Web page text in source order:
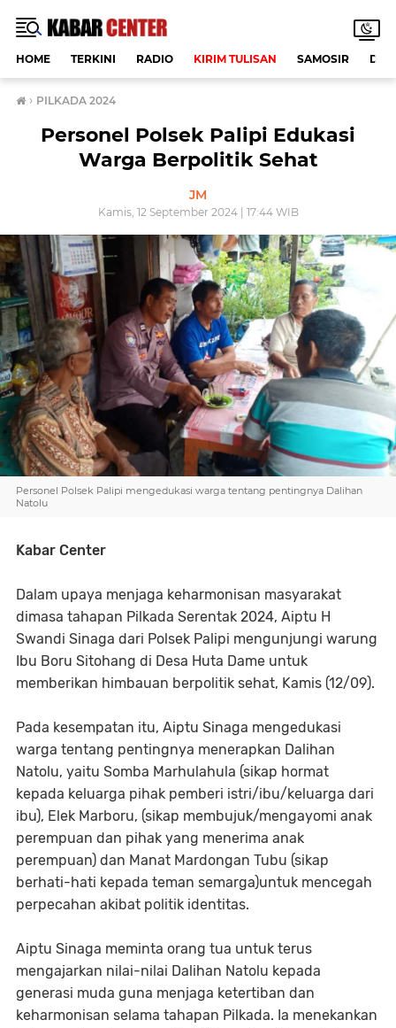
HOME TERKINI RADIO KIRIM TULISAN SAMOSIR
› PILKADA 2024
Personel Polsek Palipi Edukasi
Warga Berpolitik Sehat
JM
Kamis, 12 September 2024 | 17:44 WIB
Personel Polsek Palipi mengedukasi warga tentang pentingnya Dalihan
Natolu
Kabar Center
Dalam upaya menjaga keharmonisan masyarakat
dimasa tahapan Pilkada Serentak 2024, Aiptu H
Swandi Sinaga dari Polsek Palipi mengunjungi warung
Ibu Boru Sitohang di Desa Huta Dame untuk
memberikan himbauan berpolitik sehat, Kamis (12/09).
Pada kesempatan itu, Aiptu Sinaga mengedukasi
warga tentang pentingnya menerapkan Dalihan
Natolu, yaitu Somba Marhulahula (sikap hormat
kepada keluarga pihak pemberi istri/ibu/keluarga dari
ibu), Elek Marboru, (sikap membujuk/mengayomi anak
perempuan dan pihak yang menerima anak
perempuan) dan Manat Mardongan Tubu (sikap
berhati-hati kepada teman semarga)untuk mencegah
perpecahan akibat politik identitas.
Aiptu Sinaga meminta orang tua untuk terus
mengajarkan nilai-nilai Dalihan Natolu kepada
generasi muda guna menjaga ketertiban dan
keharmonisan selama tahapan Pilkada. Ia menekankan